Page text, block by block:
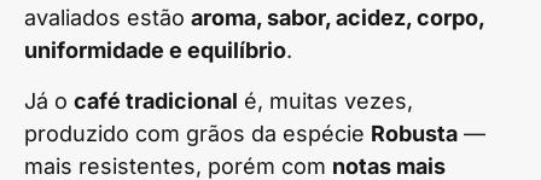
avaliados estão aroma, sabor, acidez, corpo,
uniformidade e equilíbrio.
Já o café tradicional é, muitas vezes,
produzido com grãos da espécie Robusta —
mais resistentes, porém com notas mais